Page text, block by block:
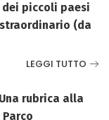
piccoli paesi
(da
LEGGI TUTTO
Una rubrica alla